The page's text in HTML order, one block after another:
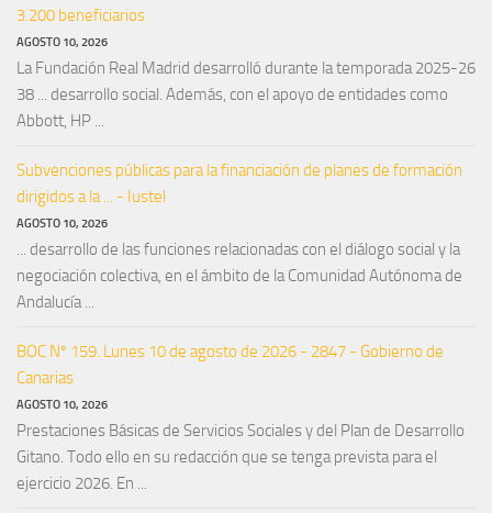
3.200 beneficiarios
AGOSTO 10, 2026
La Fundación Real Madrid desarrolló durante la temporada 2025-26
38 ... desarrollo social. Además, con el apoyo de entidades como
Abbott, HP ...
Subvenciones públicas para la financiación de planes de formación
dirigidos a la ... - Iustel
AGOSTO 10, 2026
... desarrollo de las funciones relacionadas con el diálogo social y la
negociación colectiva, en el ámbito de la Comunidad Autónoma de
Andalucía ...
BOC Nº 159. Lunes 10 de agosto de 2026 - 2847 - Gobierno de
Canarias
AGOSTO 10, 2026
Prestaciones Básicas de Servicios Sociales y del Plan de Desarrollo
Gitano. Todo ello en su redacción que se tenga prevista para el
ejercicio 2026. En ...